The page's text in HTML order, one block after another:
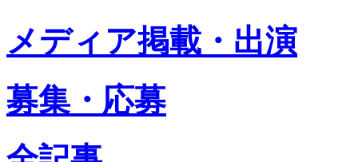
メディア掲載・出演
募集・応募